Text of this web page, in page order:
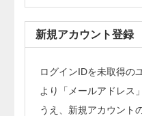
新規アカウント登録
ログインIDを未取得の
より「メールアドレス
うえ、新規アカウント